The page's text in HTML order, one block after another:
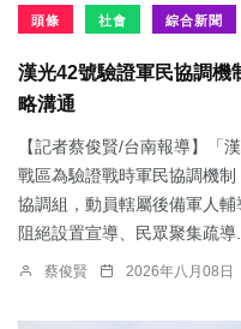
頭條 社會 綜合新聞
漢光42號驗證軍民協調機
略溝通
【記者蔡俊賢/台南報導】「
戰區為驗證戰時軍民協調機
協調組，動員轄屬後備軍人
阻絕設置宣導、民眾聚集疏導...
蔡俊賢 2026年八月08日